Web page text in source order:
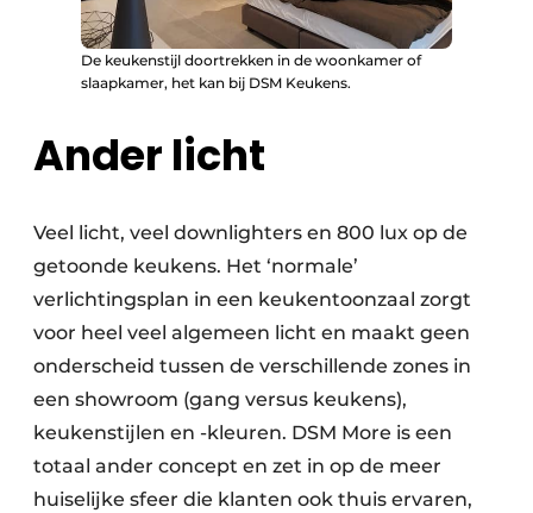
De keukenstijl doortrekken in de woonkamer of
slaapkamer, het kan bij DSM Keukens.
Ander licht
Veel licht, veel downlighters en 800 lux op de
getoonde keukens. Het ‘normale’
verlichtingsplan in een keukentoonzaal zorgt
voor heel veel algemeen licht en maakt geen
onderscheid tussen de verschillende zones in
een showroom (gang versus keukens),
keukenstijlen en -kleuren. DSM More is een
totaal ander concept en zet in op de meer
huiselijke sfeer die klanten ook thuis ervaren,